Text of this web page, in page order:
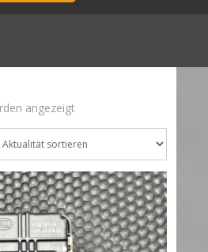
angezeigtNach
Aktualität
sortiert